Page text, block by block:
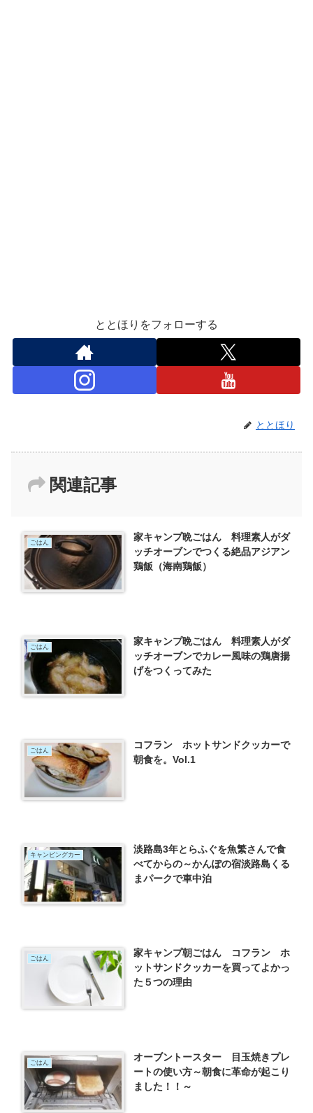
ととほりをフォローする
ととほり
関連記事
ごはん
家キャンプ晩ごはん 料理素人がダ
ッチオーブンでつくる絶品アジアン
鶏飯（海南鶏飯）
ごはん
家キャンプ晩ごはん 料理素人がダ
ッチオーブンでカレー風味の鶏唐揚
げをつくってみた
ごはん
コフラン ホットサンドクッカーで
朝食を。Vol.1
キャンピングカー
淡路島3年とらふぐを魚繁さんで食
べてからの～かんぽの宿淡路島くる
まパークで車中泊
ごはん
家キャンプ朝ごはん コフラン ホ
ットサンドクッカーを買ってよかっ
た５つの理由
ごはん
オーブントースター 目玉焼きプレ
ートの使い方～朝食に革命が起こり
ました！！～